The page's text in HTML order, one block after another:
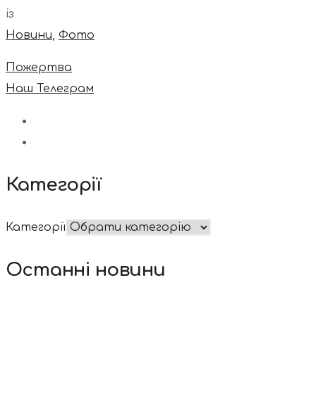
із
Новини, Фото
Пожертва
Наш Телеграм
Категорії
Категорії
Останні новини